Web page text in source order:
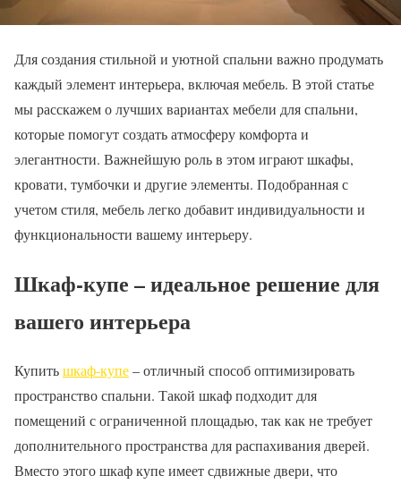
Для создания стильной и уютной спальни важно продумать
каждый элемент интерьера, включая мебель. В этой статье
мы расскажем о лучших вариантах мебели для спальни,
которые помогут создать атмосферу комфорта и
элегантности. Важнейшую роль в этом играют шкафы,
кровати, тумбочки и другие элементы. Подобранная с
учетом стиля, мебель легко добавит индивидуальности и
функциональности вашему интерьеру.
Шкаф-купе – идеальное решение для
вашего интерьера
Купитьшкаф-купе– отличный способ оптимизировать
пространство спальни. Такой шкаф подходит для
помещений с ограниченной площадью, так как не требует
дополнительного пространства для распахивания дверей.
Вместо этого шкаф купе имеет сдвижные двери, что